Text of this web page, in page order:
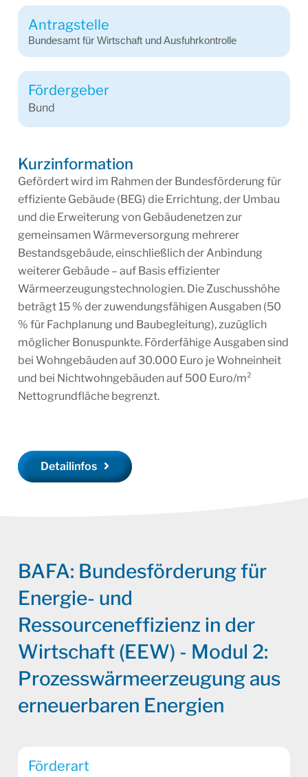
Kurzinformation
Gefördert wird im Rahmen der Bundesförderung für
effiziente Gebäude (BEG) die Errichtung, der Umbau
und die Erweiterung von Gebäudenetzen zur
gemeinsamen Wärmeversorgung mehrerer
Bestandsgebäude, einschließlich der Anbindung
weiterer Gebäude – auf Basis effizienter
Wärmeerzeugungstechnologien. Die Zuschusshöhe
beträgt 15 % der zuwendungsfähigen Ausgaben (50
% für Fachplanung und Baubegleitung), zuzüglich
möglicher Bonuspunkte. Förderfähige Ausgaben sind
bei Wohngebäuden auf 30.000 Euro je Wohneinheit
und bei Nichtwohngebäuden auf 500 Euro/m²
Nettogrundfläche begrenzt.
Detailinfos
Antragstelle
Bundesamt für Wirtschaft und Ausfuhrkontrolle
Fördergeber
Bund
BAFA: Bundesförderung für
Energie- und
Ressourceneffizienz in der
Wirtschaft (EEW) - Modul 2:
Prozesswärmeerzeugung aus
erneuerbaren Energien
Förderart